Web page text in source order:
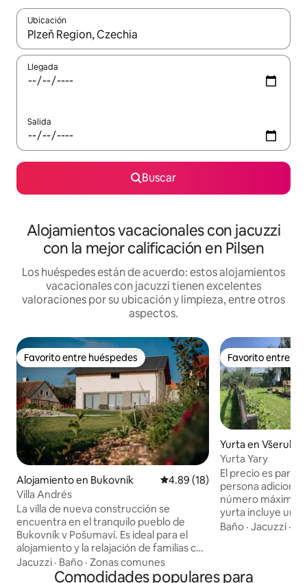
Ubicación
Cuando los resultados estén disponibles, navega con las
Llegada
Salida
Buscar
Alojamientos vacacionales con jacuzzi
con la mejor calificación en Pilsen
Los huéspedes están de acuerdo: estos alojamientos
vacacionales con jacuzzi tienen excelentes
valoraciones por su ubicación y limpieza, entre otros
aspectos.
Favorito entre huéspedes
Favorito entre huéspedes
Alojamiento en Bukovník Calificación promedio: 4.89 de
4.89 (18)
Villa Andrés
La villa de nueva construcción se
encuentra en el tranquilo pueblo de
Bukovník v Pošumaví. Es ideal para el
alojamiento y la relajación de familias con
niños (la capacidad máxima es de 12
personas). La villa está equipada con un
Jacuzzi · Baño · Zonas comunes
Favorito entre
Favorito entre
Yurta en Všeruby
Yurta Yary
El precio es para
persona adicional
número máximo
yurta incluye un
que se paga en el
servicios adicionales. Disfrute
Baño ·Jacuzzi ·
Comodidades populares para